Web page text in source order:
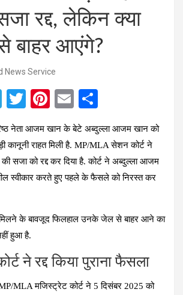
रद्द, लेकिन क्या
बाहर आएंगे?
News Service
T
el
e
gr
a
T
tt
er
Pi
nt
er
es
t
E
m
ail ar
e
नेता आजम खान के बेटे अब्दुल्ला आजम खान को
कानूनी राहत मिली है. MP/MLA सेशन कोर्ट ने
सजा को रद्द कर दिया है. कोर्ट ने अब्दुल्ला आजम
स्वीकार करते हुए पहले के फैसले को निरस्त कर
मिलने के बावजूद फिलहाल उनके जेल से बाहर आने का
हुआ है.
ने रद्द किया पुराना फैसला
MLA मजिस्ट्रेट कोर्ट ने 5 दिसंबर 2025 को